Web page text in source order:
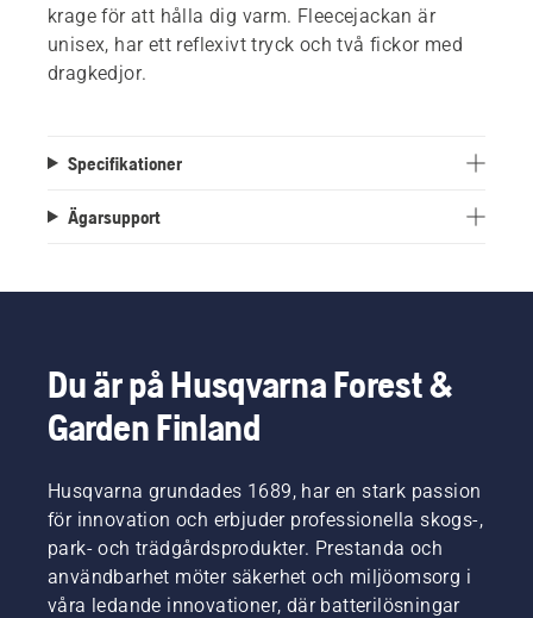
krage för att hålla dig varm. Fleecejackan är
unisex, har ett reflexivt tryck och två fickor med
dragkedjor.
Specifikationer
Ägarsupport
Du är på Husqvarna Forest &
Garden Finland
Husqvarna grundades 1689, har en stark passion
för innovation och erbjuder professionella skogs-,
park- och trädgårdsprodukter. Prestanda och
användbarhet möter säkerhet och miljöomsorg i
våra ledande innovationer, där batterilösningar